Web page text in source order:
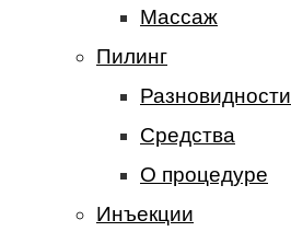
Массаж
Пилинг
Разновидности
Средства
О процедуре
Инъекции